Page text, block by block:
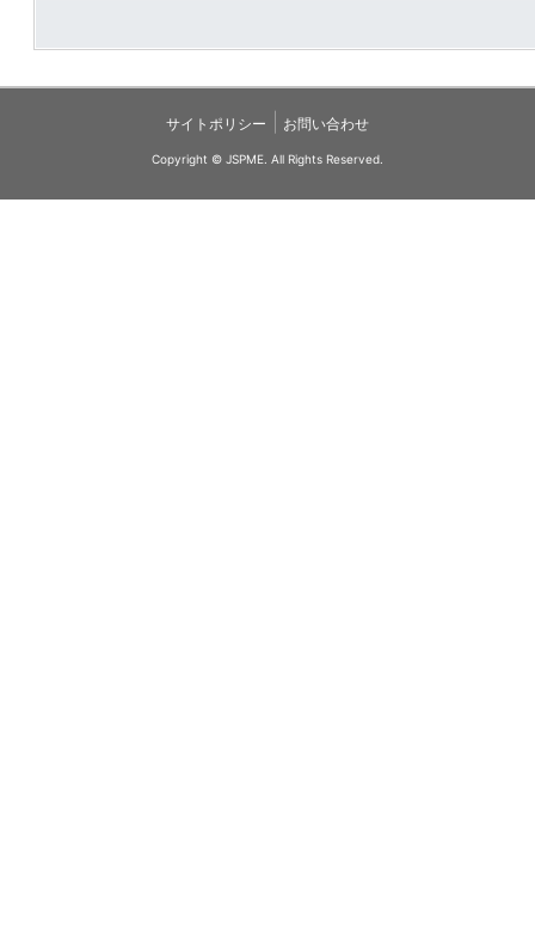
サイトポリシー お問い合わせ
Copyright © JSPME. All Rights Reserved.